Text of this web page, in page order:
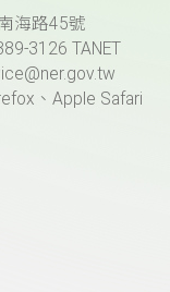
海路45號
3126 TANET
、Apple Safari